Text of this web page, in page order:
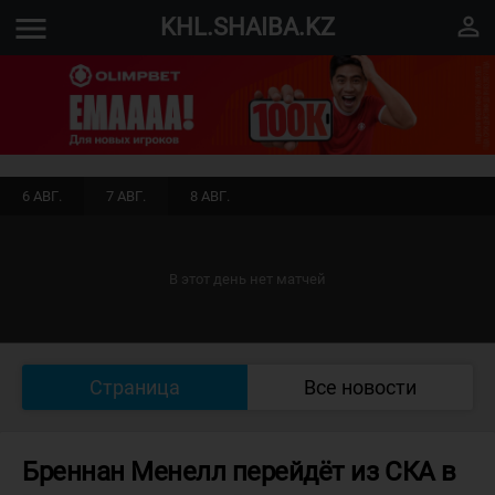
menu KHL.SHAIBA.KZ perm_identity
6 АВГ. 7 АВГ. 8 АВГ.
В этот день нет матчей
Страница Все новости
Бреннан Менелл перейдёт из СКА в